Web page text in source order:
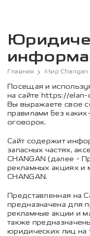
Главная Мир Changan
Посещая и
на сайте https://elan-
Вы выражаете свое
правилами без
оговорок.
Сайт содержит
запасных частях,
CHANGAN (далее -
рекламных акциях и
CHANGAN.
Представленная на
предназначена для
рекламные акции и
также
юридических лиц на